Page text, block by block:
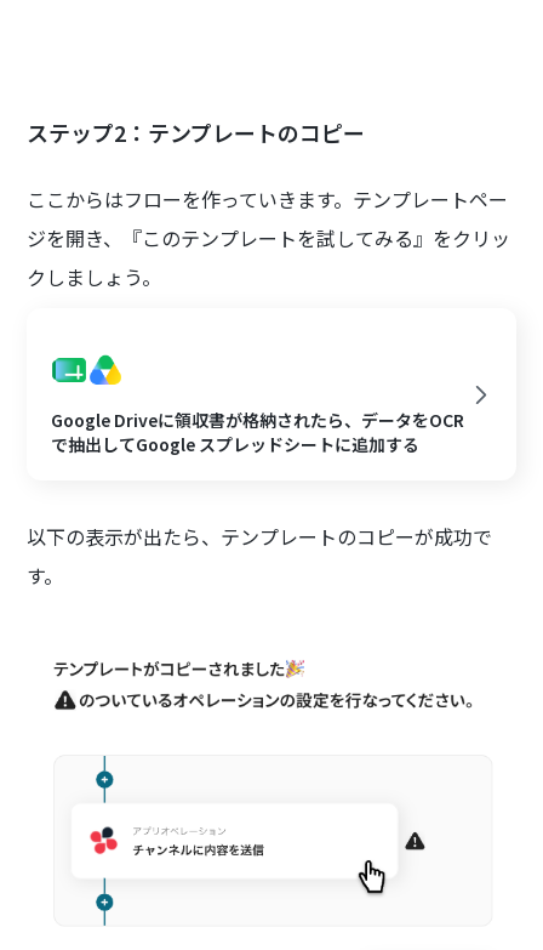
ステップ2：テンプレートのコピー
ここからはフローを作っていきます。テンプレートペー
ジを開き、『このテンプレートを試してみる』をクリッ
クしましょう。
Google Driveに領収書が格納されたら、データをOCR
で抽出してGoogle スプレッドシートに追加する
以下の表示が出たら、テンプレートのコピーが成功で
す。